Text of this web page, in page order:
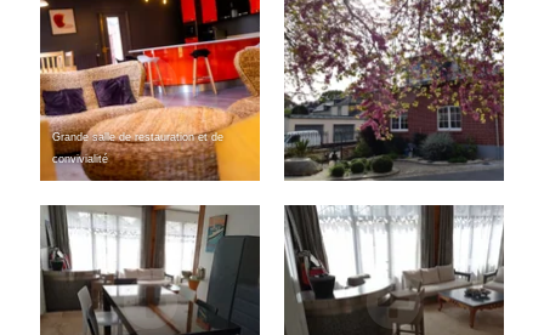
Grande salle de restauration et de
convivialité